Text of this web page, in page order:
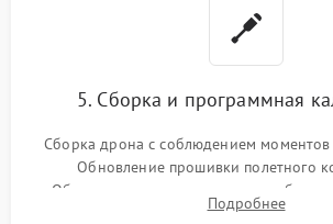
5. Сборка и программная
Сборка дрона с соблюдением моментов
Обновление прошивки полетного
Обязательная программная калибровка
компаса, датчиков позиционирования и
Подробнее